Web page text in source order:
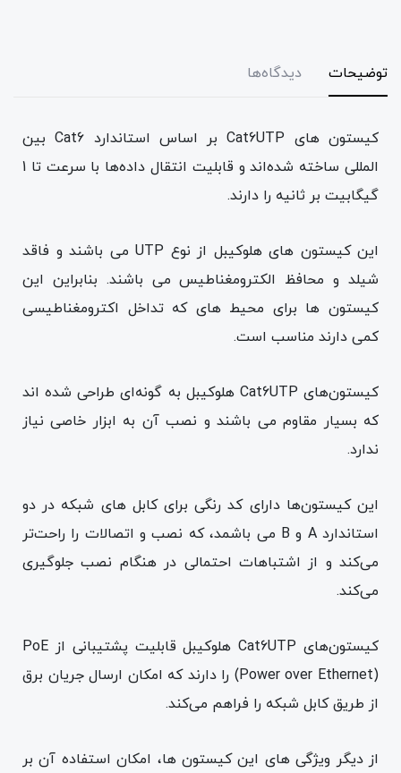
توضیحات دیدگاه‌ها
کیستون های Cat6UTP بر اساس استاندارد Cat6 بین
المللی ساخته شده‌اند و قابلیت انتقال داده‌ها با سرعت تا 1
گیگابیت بر ثانیه را دارند.
این کیستون های هلوکیبل از نوع UTP می باشند و فاقد
شیلد و محافظ الکترومغناطیس می باشند. بنابراین این
کیستون ها برای محیط های که تداخل اکترومغناطیسی
کمی دارند مناسب است.
کیستون‌های Cat6UTP هلوکیبل به گونه‌ای طراحی شده اند
که بسیار مقاوم می باشند و نصب آن به ابزار خاصی نیاز
ندارد.
این کیستون‌ها دارای کد رنگی برای کابل های شبکه در دو
استاندارد A و B می باشمد، که نصب و اتصالات را راحت‌تر
می‌کند و از اشتباهات احتمالی در هنگام نصب جلوگیری
می‌کند.
کیستون‌های Cat6UTP هلوکیبل قابلیت پشتیبانی از PoE
(Power over Ethernet) را دارند که امکان ارسال جریان برق
از طریق کابل شبکه را فراهم می‌کند.
از دیگر ویژگی های این کیستون ها، امکان استفاده آن بر